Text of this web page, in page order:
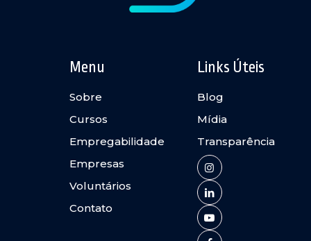
Menu
Sobre
Cursos
Empregabilidade
Empresas
Voluntários
Contato
Links Úteis
Blog
Mídia
Transparência